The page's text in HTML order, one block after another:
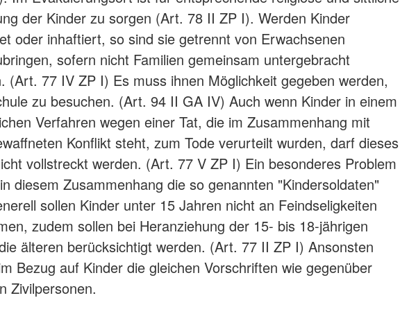
der Kinder zu sorgen (Art. 78 II ZP I). Werden Kinder
oder inhaftiert, so sind sie getrennt von Erwachsenen
sofern nicht Familien gemeinsam untergebracht
(Art. 77 IV ZP I) Es muss ihnen Möglichkeit gegeben werden,
zu besuchen. (Art. 94 II GA IV) Auch wenn Kinder in einem
Verfahren wegen einer Tat, die im Zusammenhang mit
Konflikt steht, zum Tode verurteilt wurden, darf dieses
vollstreckt werden. (Art. 77 V ZP I) Ein besonderes Problem
diesem Zusammenhang die so genannten "Kindersoldaten"
sollen Kinder unter 15 Jahren nicht an Feindseligkeiten
zudem sollen bei Heranziehung der 15- bis 18-jährigen
älteren berücksichtigt werden. (Art. 77 II ZP I) Ansonsten
Bezug auf Kinder die gleichen Vorschriften wie gegenüber
Zivilpersonen.